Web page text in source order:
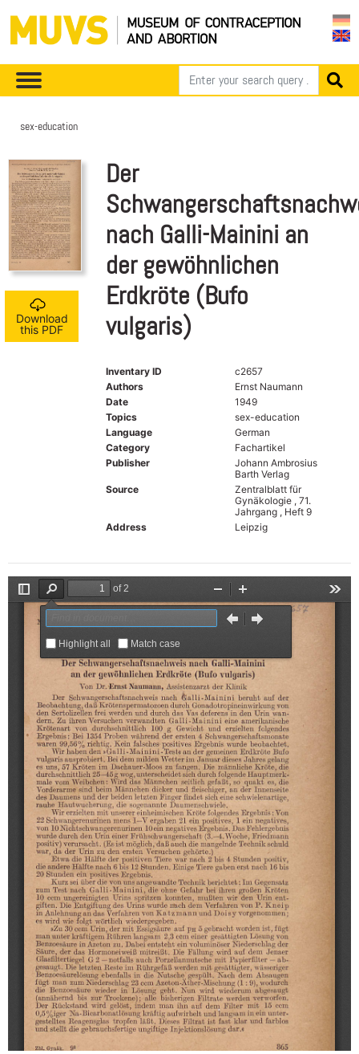
sex-education
Download
this PDF
Der
nach Galli-Mainini an
der gewöhnlichen
Erdkröte (Bufo
vulgaris)
Inventary ID
c2657
Authors
Ernst Naumann
Date
1949
Topics
sex-education
Language
German
Category
Fachartikel
Publisher
Johann Ambrosius
Barth Verlag
Source
Zentralblatt für
Gynäkologie , 71.
Jahrgang , Heft 9
Address
Leipzig